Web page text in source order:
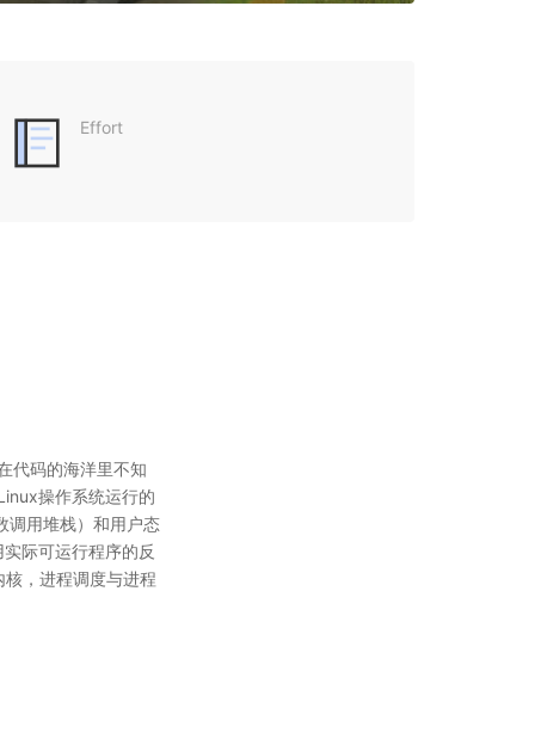
Effort
代码的海洋里不知
操作系统运行的
调用堆栈）和用户态
际可运行程序的反
，进程调度与进程